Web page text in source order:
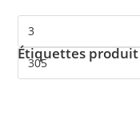
Étiquettes produit